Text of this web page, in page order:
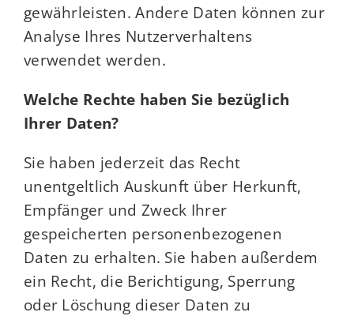
gewährleisten. Andere Daten können zur
Analyse Ihres Nutzerverhaltens
verwendet werden.
Welche Rechte haben Sie bezüglich
Ihrer Daten?
Sie haben jederzeit das Recht
unentgeltlich Auskunft über Herkunft,
Empfänger und Zweck Ihrer
gespeicherten personenbezogenen
Daten zu erhalten. Sie haben außerdem
ein Recht, die Berichtigung, Sperrung
oder Löschung dieser Daten zu